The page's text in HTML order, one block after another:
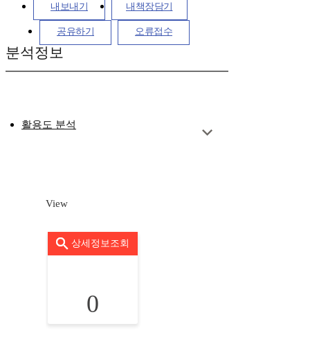
내보내기 내책장담기
공유하기 오류접수
분석정보
활용도 분석
View
상세정보조회
0